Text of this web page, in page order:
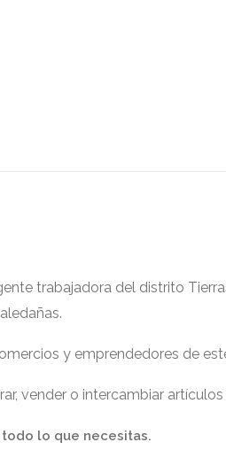
trabajadora del distrito
y emprendedores de
vender o intercambiar
lo que necesitas.